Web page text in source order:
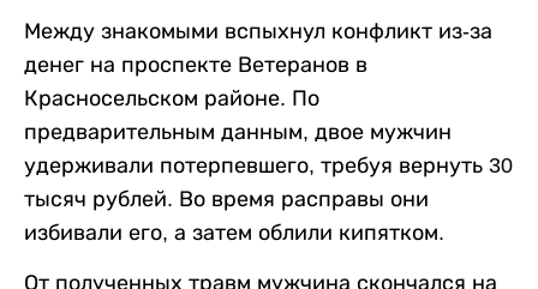
Между знакомыми вспыхнул конфликт из-за
денег на проспекте Ветеранов в
Красносельском районе. По
предварительным данным, двое мужчин
удерживали потерпевшего, требуя вернуть 30
тысяч рублей. Во время расправы они
избивали его, а затем облили кипятком.
От полученных травм мужчина скончался на